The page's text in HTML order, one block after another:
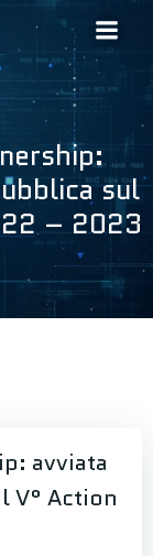
sul
– 2023
avviata
V° Action